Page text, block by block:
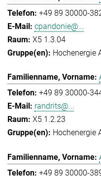
+49 89 30000-
cpandonie@...
X5 1.3.04
Hochenergie
+49 89 30000-
randrits@...
X5 1.2.23
Hochenergie
+49 89 30000-